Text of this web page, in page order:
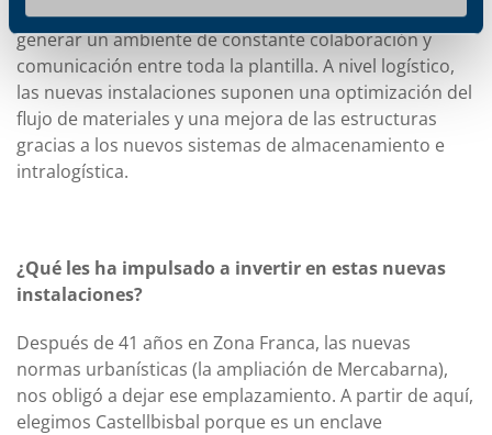
entornos dinámicos, inspiradores y proactivos para
generar un ambiente de constante colaboración y
comunicación entre toda la plantilla. A nivel logístico,
las nuevas instalaciones suponen una optimización del
flujo de materiales y una mejora de las estructuras
gracias a los nuevos sistemas de almacenamiento e
intralogística.
¿Qué les ha impulsado a invertir en estas nuevas
instalaciones?
Después de 41 años en Zona Franca, las nuevas
normas urbanísticas (la ampliación de Mercabarna),
nos obligó a dejar ese emplazamiento. A partir de aquí,
elegimos Castellbisbal porque es un enclave